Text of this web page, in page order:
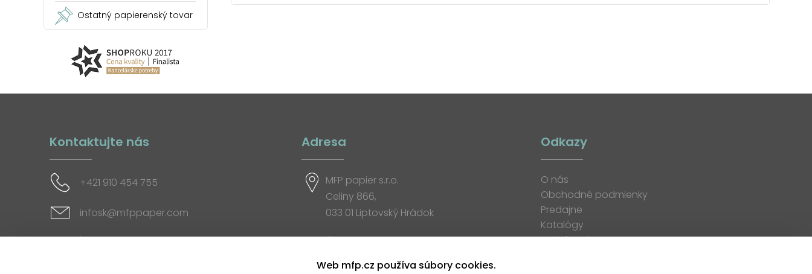
Ostatný papierenský tovar
Kontaktujte nás
+421 910 454 755
infosk@mfppaper.com
Sociálne siete
Adresa
MFP papier s.r.o.
Celiny 866,
033 01 Liptovský Hrádok
Otváracia doba
Odkazy
O nás
Obchodné podmienky
Predajne
Katalógy
K stiahnutiu
Web mfp.cz používa súbory cookies.